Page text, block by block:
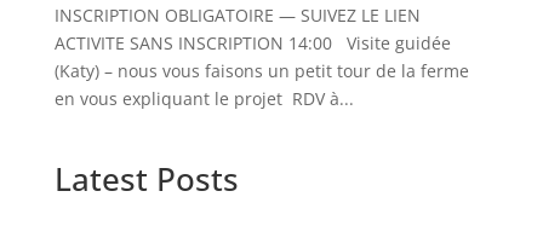
INSCRIPTION OBLIGATOIRE — SUIVEZ LE LIEN
ACTIVITE SANS INSCRIPTION 14:00 Visite guidée
(Katy) – nous vous faisons un petit tour de la ferme
en vous expliquant le projet RDV à...
Latest Posts